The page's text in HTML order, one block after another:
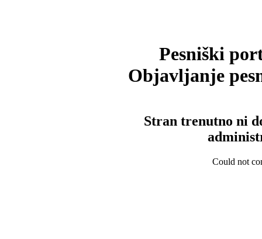
Pesniški
Objavljanje
Stran trenutno ni
Could not